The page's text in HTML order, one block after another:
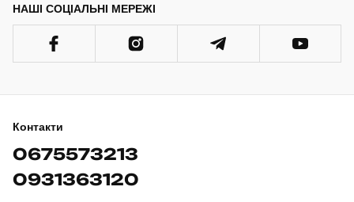
НАШІ СОЦІАЛЬНІ МЕРЕЖІ
Контакти
0675573213
0931363120